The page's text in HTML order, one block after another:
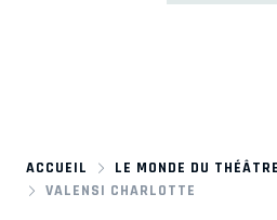
ACCUEIL
LE MONDE DU THÉÂTRE
VALENSI CHARLOTTE